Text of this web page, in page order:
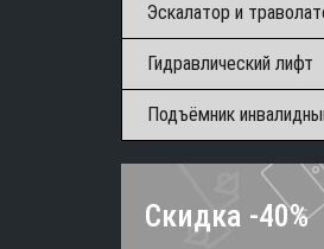
Эскалатор и
Гидравлический лифт
Подъёмник
Скидка -40%